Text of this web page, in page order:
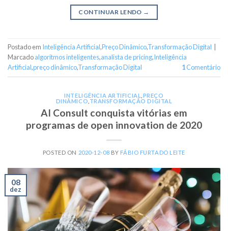
CONTINUAR LENDO →
Postado em Inteligência Artificial,Preço Dinâmico,Transformação Digital
Marcadoalgoritmos inteligentes,analista de pricing,Inteligência
Artificial,preço dinâmico,Transformação Digital 1Comentário
INTELIGÊNCIA ARTIFICIAL PREÇO
DINÂMICO TRANSFORMAÇÃO DIGITAL
AI Consult conquista vitórias em
programas de open innovation de 2020
POSTED ON 2020-12-08 BY FÁBIO FURTADO LEITE
08
dez